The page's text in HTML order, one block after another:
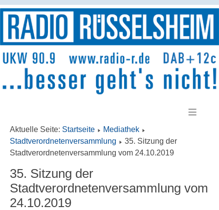
≡
Aktuelle Seite: Startseite
Mediathek
Stadtverordnetenversammlung
35. Sitzung der
Stadtverordnetenversammlung vom 24.10.2019
35. Sitzung der
Stadtverordnetenversammlung vom
24.10.2019